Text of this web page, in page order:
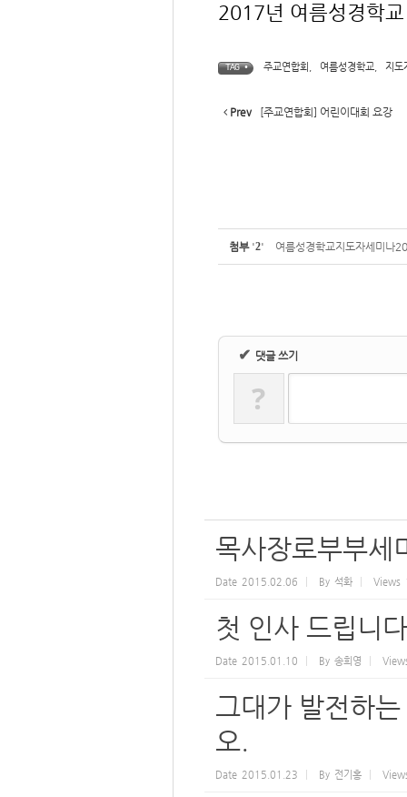
2017년 여름성경학
TAG • 주교연합회 여름성경학교, 지도
Prev [주교연합회] 어린이대회 요강
첨부 '2' 여름성경학교지도자세미나
✔ 댓글 쓰기
?
목사장로부부세
Date 2015.02.06 By 석화 Views
첫 인사 드립니
Date 2015.01.10 By 송희영
그대가 발전하
오.
Date 2015.01.23 By 전기홍